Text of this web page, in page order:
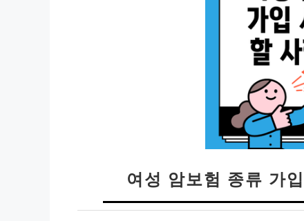
여성 암보험 종류 가